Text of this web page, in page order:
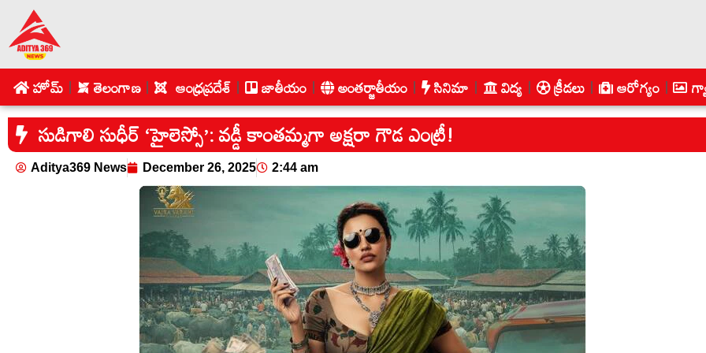
హోమ్ తెలంగాణ ఆంధ్రప్రదేశ్ జాతీయం అంతర్జాతీయం సినిమా విద్య క్రీడలు ఆరోగ్యం
సుడిగాలి సుధీర్ ‘హైలెస్సో’: వడ్డీ కాంతమ్మగా అక్షరా గౌడ ఎంట్రీ!
Aditya369 News December 26, 2025 2:44 am